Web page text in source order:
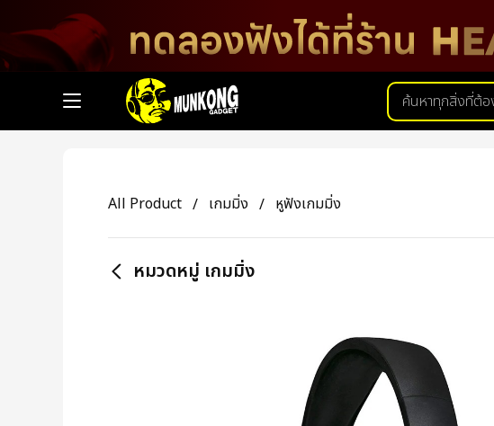
All Product เกมมิ่ง หูฟังเกมมิ่ง
หมวดหมู่ เกมมิ่ง